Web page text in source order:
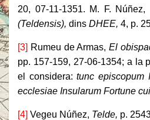
20, 07-11-1351. M. F. Núñez,
(Teldensis), dins DHEE, 4, p.
[3] Rumeu de Armas,El
pp. 157-159, 27-06-1354; a la
el considera:tunc episcopum
ecclesiae Insularum Fortune
[4] Vegeu Núñez, Telde, p.